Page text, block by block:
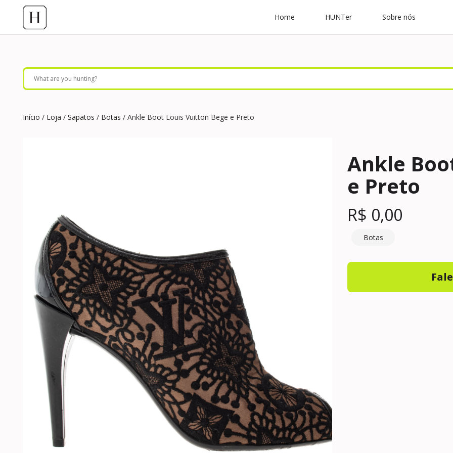
Home HUNTer Sobre nós
Início / Loja / Sapatos / Botas / Ankle Boot Louis Vuitton Bege e Preto
Ankle
e Preto
R$ 0,00
Botas